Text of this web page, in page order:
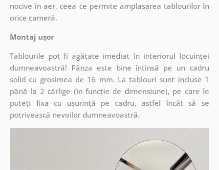
nocive în aer, ceea ce permite amplasarea tablourilor în
orice cameră.
Montaj ușor
Tablourile pot fi agățate imediat în interiorul locuinței
dumneavoastră! Pânza este bine întinsă pe un cadru
solid cu grosimea de 16 mm. La tablouri sunt incluse 1
până la 2 cârlige (în funcție de dimensiune), pe care le
puteți fixa cu ușurință pe cadru, astfel încât să se
potrivească nevoilor dumneavoastră.